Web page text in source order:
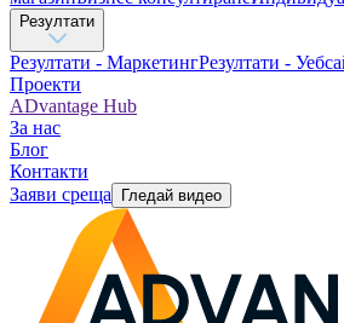
Резултати
Резултати - МаркетингРезултати -
Проекти
ADvantage Hub
За нас
Блог
Контакти
Заяви среща
Гледай видео